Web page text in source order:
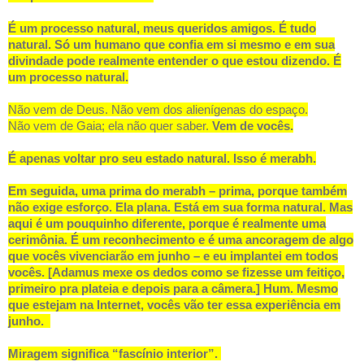
É um processo natural, meus queridos amigos. É tudo
natural. Só um humano que confia em si mesmo e em sua
divindade pode realmente entender o que estou dizendo. É
um processo natural.
Não vem de Deus. Não vem dos alienígenas do espaço.
Não vem de Gaia; ela não quer saber. Vem de vocês.
É apenas voltar pro seu estado natural. Isso é merabh.
Em seguida, uma prima do merabh – prima, porque também
não exige esforço. Ela plana. Está em sua forma natural. Mas
aqui é um pouquinho diferente, porque é realmente uma
cerimônia. É um reconhecimento e é uma ancoragem de algo
que vocês vivenciarão em junho – e eu implantei em todos
vocês. [Adamus mexe os dedos como se fizesse um feitiço,
primeiro pra plateia e depois para a câmera.] Hum. Mesmo
que estejam na Internet, vocês vão ter essa experiência em
junho.
Miragem significa “fascínio interior”.